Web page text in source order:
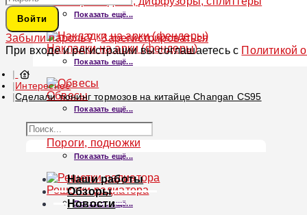
Показать ещё...
Накладки на арки (фендеры)
Показать ещё...
Обвесы
Показать ещё...
Пороги, подножки
Показать ещё...
Решетки радиатора
Показать ещё...
Войти
Забыли пароль?
Зарегистрироваться
При входе и регистрации вы соглашаетесь с Политикой
Интересное
Сделали тюнинг тормозов на китайце Changan CS95
Наши работы
Обзоры
Новости